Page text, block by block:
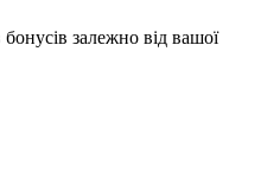
залежно від вашої